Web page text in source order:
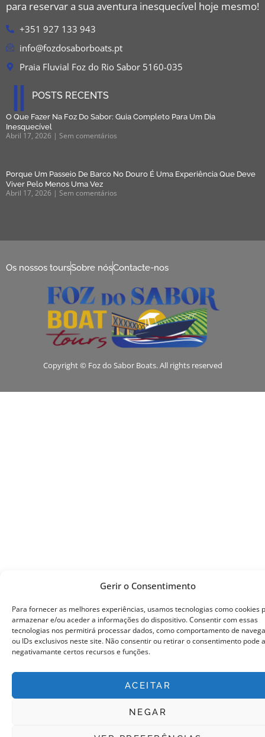
Gerir o Consentimento
Para fornecer as melhores experiências, usamos tecnologias como cookies
armazenar e/ou aceder a informações do dispositivo. Consentir com essas
tecnologias nos permitirá processar dados, como comportamento de
ou IDs exclusivos neste site. Não consentir ou retirar o consentimento pode
negativamante certos recursos e funções.
ACEITAR
NEGAR
para reservar a sua aventura inesquecível hoje mesmo!
+351 927 133 943
info@fozdosaborboats.pt
Praia Fluvial Foz do Rio Sabor 5160-035
POSTS RECENTS
O Que Fazer Na Foz Do Sabor: Guia Completo Para Um Dia
Inesquecível
Abril 17, 2026 Sem comentários
Porque Um Passeio De Barco No Douro É Uma Experiência Que Deve
Viver Pelo Menos Uma Vez
Abril 17, 2026 Sem comentários
Os nossos toursSobre nósContacte-nos
Copyright © Foz do Sabor Boats. All rights reserved